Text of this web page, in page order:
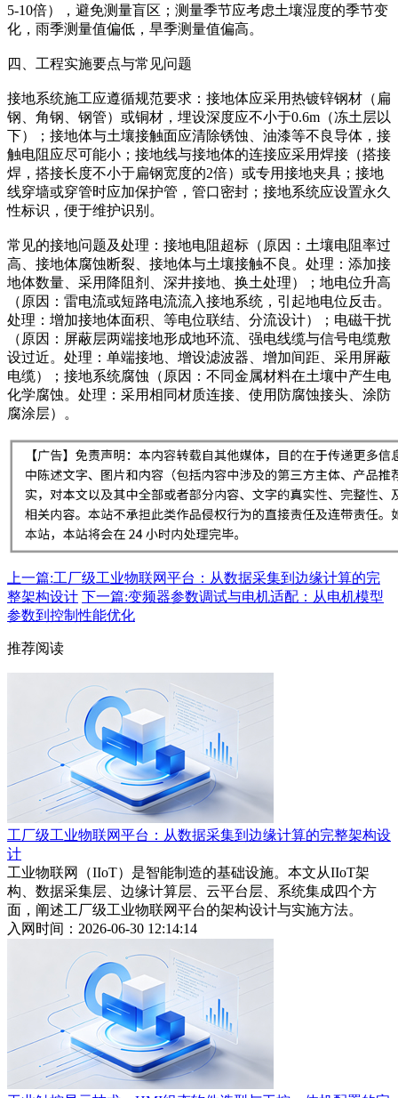
5-10倍），避免测量盲区；测量季节应考虑土壤湿度的季节变
化，雨季测量值偏低，旱季测量值偏高。
四、工程实施要点与常见问题
接地系统施工应遵循规范要求：接地体应采用热镀锌钢材（扁
钢、角钢、钢管）或铜材，埋设深度应不小于0.6m（冻土层以
下）；接地体与土壤接触面应清除锈蚀、油漆等不良导体，接
触电阻应尽可能小；接地线与接地体的连接应采用焊接（搭接
焊，搭接长度不小于扁钢宽度的2倍）或专用接地夹具；接地
线穿墙或穿管时应加保护管，管口密封；接地系统应设置永久
性标识，便于维护识别。
常见的接地问题及处理：接地电阻超标（原因：土壤电阻率过
高、接地体腐蚀断裂、接地体与土壤接触不良。处理：添加接
地体数量、采用降阻剂、深井接地、换土处理）；地电位升高
（原因：雷电流或短路电流流入接地系统，引起地电位反击。
处理：增加接地体面积、等电位联结、分流设计）；电磁干扰
（原因：屏蔽层两端接地形成地环流、强电线缆与信号电缆敷
设过近。处理：单端接地、增设滤波器、增加间距、采用屏蔽
电缆）；接地系统腐蚀（原因：不同金属材料在土壤中产生电
化学腐蚀。处理：采用相同材质连接、使用防腐蚀接头、涂防
腐涂层）。
上一篇:工厂级工业物联网平台：从数据采集到边缘计算的完
整架构设计 下一篇:变频器参数调试与电机适配：从电机模型
参数到控制性能优化
推荐阅读
工厂级工业物联网平台：从数据采集到边缘计算的完整架构设
计
工业物联网（IIoT）是智能制造的基础设施。本文从IIoT架
构、数据采集层、边缘计算层、云平台层、系统集成四个方
面，阐述工厂级工业物联网平台的架构设计与实施方法。
入网时间：2026-06-30 12:14:14